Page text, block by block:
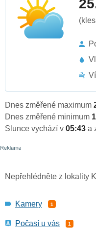
Dnes změřené maximum
Dnes změřené minimum
Slunce vychází v 05:43 a
Nepřehlédněte z lokality
Kamery 1
Počasí u vás 1